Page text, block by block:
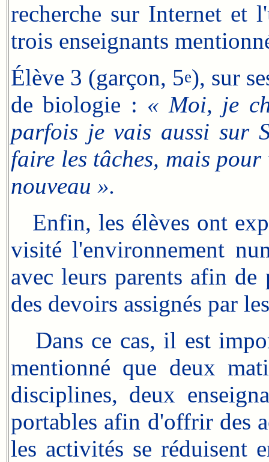
recherche sur Internet et
trois enseignants
Élève 3 (garçon, 5e), sur
de biologie : « Moi, je
parfois je vais aussi sur
faire les tâches, mais
nouveau ».
Enfin, les élèves ont
visité l'environnement
avec leurs parents afin de
des devoirs assignés par
Dans ce cas, il est
mentionné que deux
disciplines, deux
portables afin d'offrir des
les activités se réduisent